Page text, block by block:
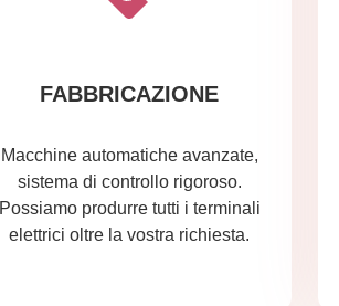
FABBRICAZIONE
Macchine automatiche avanzate,
sistema di controllo rigoroso.
Possiamo produrre tutti i terminali
elettrici oltre la vostra richiesta.